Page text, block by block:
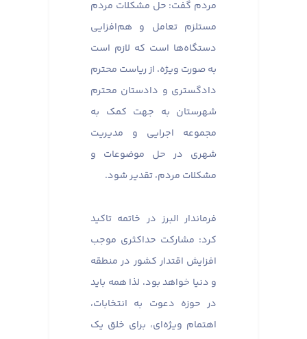
مردم گفت: حل مشکلات مردم
مستلزم تعامل و هم‌افزایی
دستگاه‌ها است که لازم است
به صورت ویژه، از ریاست محترم
دادگستری و دادستان محترم
شهرستان به جهت کمک به
مجموعه اجرایی و مدیریت
شهری در حل موضوعات و
مشکلات مردم، تقدیر شود.
فرماندار البرز در خاتمه تاکید
کرد: مشارکت حداکثری موجب
افزایش اقتدار کشور در منطقه
و دنیا خواهد بود، لذا همه باید
در حوزه دعوت به انتخابات،
اهتمام ویژه‌ای، برای خلق یک